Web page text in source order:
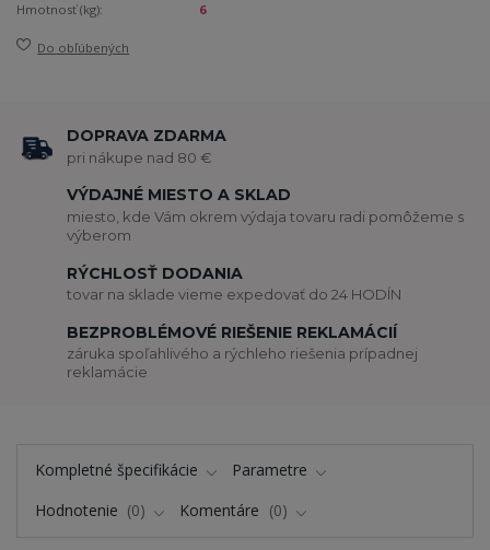
Hmotnosť (kg):
6
Do obľúbených
DOPRAVA ZDARMA
pri nákupe nad 80 €
VÝDAJNÉ MIESTO A SKLAD
miesto, kde Vám okrem výdaja tovaru radi pomôžeme s
výberom
RÝCHLOSŤ DODANIA
tovar na sklade vieme expedovať do 24 HODÍN
BEZPROBLÉMOVÉ RIEŠENIE REKLAMÁCIÍ
záruka spoľahlivého a rýchleho riešenia prípadnej
reklamácie
Kompletné špecifikácie
Parametre
Hodnotenie
0 Komentáre 0